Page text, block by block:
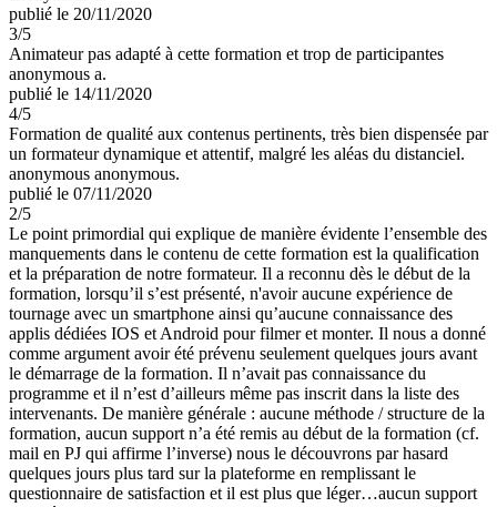
publié le 20/11/2020
3/5
Animateur pas adapté à cette formation et trop de participantes
anonymous a.
publié le 14/11/2020
4/5
Formation de qualité aux contenus pertinents, très bien dispensée par
un formateur dynamique et attentif, malgré les aléas du distanciel.
anonymous anonymous.
publié le 07/11/2020
2/5
Le point primordial qui explique de manière évidente l’ensemble des
manquements dans le contenu de cette formation est la qualification
et la préparation de notre formateur. Il a reconnu dès le début de la
formation, lorsqu’il s’est présenté, n'avoir aucune expérience de
tournage avec un smartphone ainsi qu’aucune connaissance des
applis dédiées IOS et Android pour filmer et monter. Il nous a donné
comme argument avoir été prévenu seulement quelques jours avant
le démarrage de la formation. Il n’avait pas connaissance du
programme et il n’est d’ailleurs même pas inscrit dans la liste des
intervenants. De manière générale : aucune méthode / structure de la
formation, aucun support n’a été remis au début de la formation (cf.
mail en PJ qui affirme l’inverse) nous le découvrons par hasard
quelques jours plus tard sur la plateforme en remplissant le
questionnaire de satisfaction et il est plus que léger…aucun support